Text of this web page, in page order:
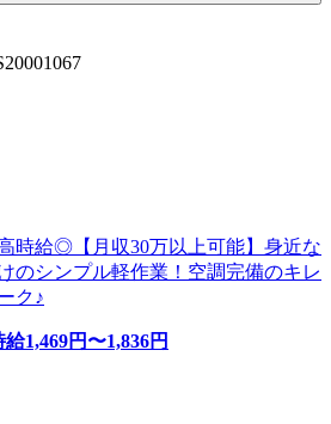
時給◎【月収30万以上可能】身近な
のシンプル軽作業！空調完備のキレ
ク♪
給1,469円〜1,836円